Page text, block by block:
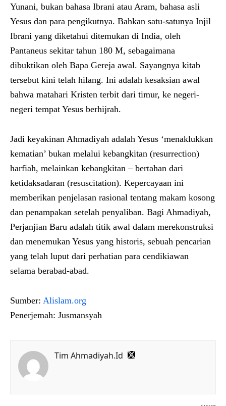
Yunani, bukan bahasa Ibrani atau Aram, bahasa asli
Yesus dan para pengikutnya. Bahkan satu-satunya Injil
Ibrani yang diketahui ditemukan di India, oleh
Pantaneus sekitar tahun 180 M, sebagaimana
dibuktikan oleh Bapa Gereja awal. Sayangnya kitab
tersebut kini telah hilang. Ini adalah kesaksian awal
bahwa matahari Kristen terbit dari timur, ke negeri-
negeri tempat Yesus berhijrah.
Jadi keyakinan Ahmadiyah adalah Yesus ‘menaklukkan
kematian’ bukan melalui kebangkitan (resurrection)
harfiah, melainkan kebangkitan – bertahan dari
ketidaksadaran (resuscitation). Kepercayaan ini
memberikan penjelasan rasional tentang makam kosong
dan penampakan setelah penyaliban. Bagi Ahmadiyah,
Perjanjian Baru adalah titik awal dalam merekonstruksi
dan menemukan Yesus yang historis, sebuah pencarian
yang telah luput dari perhatian para cendikiawan
selama berabad-abad.
Sumber: Alislam.org
Penerjemah: Jusmansyah
Tim Ahmadiyah.Id